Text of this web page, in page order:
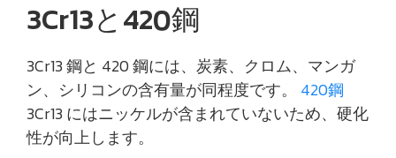
3Cr13と420鋼
3Cr13 鋼と 420 鋼には、炭素、クロム、マンガ
ン、シリコンの含有量が同程度です。 420鋼
3Cr13 にはニッケルが含まれていないため、硬化
性が向上します。